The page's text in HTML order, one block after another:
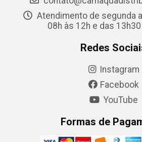
Atendimento de segunda
08h às 12h e das
Redes
Instagram
Facebook
YouTube
Formas de